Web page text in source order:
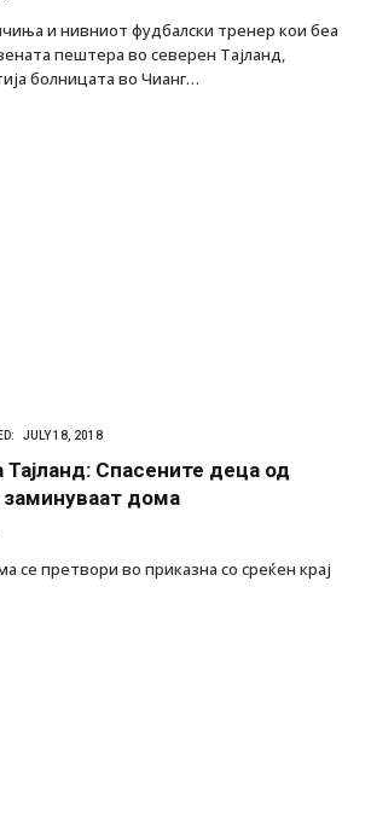
и нивниот фудбалски тренер кои беа
пештера во северен Тајланд,
болницата во Чианг…
JULY 18, 2018
Тајланд: Спасените деца од
дома
се претвори во приказна со среќен крај